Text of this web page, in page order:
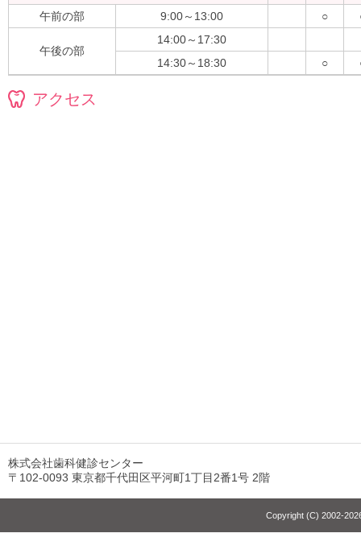
午前の部
9:00～13:00 ○
午後の部
14:00～17:30
14:30～18:30
○
アクセス
株式会社歯科健診センター
〒102-0093 東京都千代田区平河町1丁目2番1号 2階
Copyright (C) 2002-